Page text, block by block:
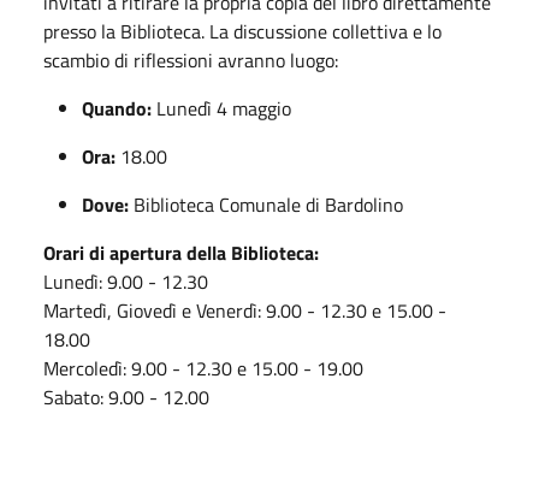
presso la Biblioteca. La discussione collettiva e lo
scambio di riflessioni avranno luogo:
Quando: Lunedì 4 maggio
Ora: 18.00
Dove: Biblioteca Comunale di Bardolino
Orari di apertura della Biblioteca:
Lunedì: 9.00 - 12.30
Martedì, Giovedì e Venerdì: 9.00 - 12.30 e 15.00 -
18.00
Mercoledì: 9.00 - 12.30 e 15.00 - 19.00
Sabato: 9.00 - 12.00